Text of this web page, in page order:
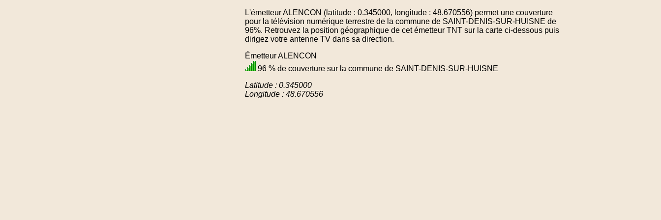
L'émetteur ALENCON (latitude : 0.345000, longitude : 48.670556) permet une couverture
pour la télévision numérique terrestre de la commune de SAINT-DENIS-SUR-HUISNE de
96%. Retrouvez la position géographique de cet émetteur TNT sur la carte ci-dessous puis
dirigez votre antenne TV dans sa direction.
Émetteur ALENCON
96 % de couverture sur la commune de SAINT-DENIS-SUR-HUISNE
Latitude : 0.345000
Longitude : 48.670556